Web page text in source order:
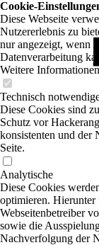
Cookie-
Diese Webseite
Nutzererlebnis zu
nur angezeigt, wenn
Datenverarbeitung
Weitere
Technisch
Diese Cookies sind
Schutz vor
konsistenten und der
Seite.
Analytische
Diese Cookies
optimieren. Hierunter
Webseitenbetreiber
sowie die
Nachverfolgung der